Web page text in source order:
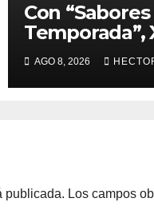
Con
Temporada”,
Los Cabos y
impulsan
AGO 8, 2026
publicada. Los campos